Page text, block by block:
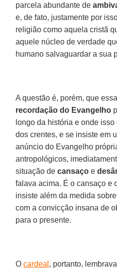
parcela abundante de
e, de fato, justamente por
religião como aquela cristã
aquele núcleo de verdade
humano salvaguardar a sua
A questão é, porém, que
recordação do Evangelho
longo da história e onde
dos crentes, e se insiste em
anúncio do Evangelho
antropológicos,
situação decansaço e
falava acima. É o cansaço e
insiste além da medida
com a convicção insana de
para o presente.
Ocardeal , portanto,